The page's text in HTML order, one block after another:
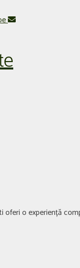
o experiență